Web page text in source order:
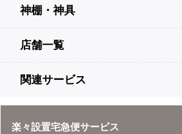
神棚・神具
店舗一覧
関連サービス
楽々設置宅急便サービス